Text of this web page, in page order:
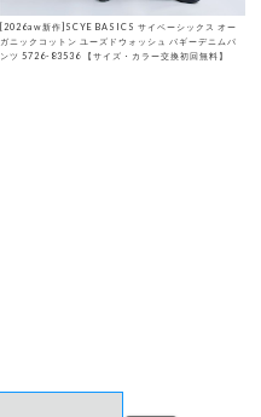
[2026aw新作]SCYE BASICS サイベーシックス オー
ガニックコットン ユーズドウォッシュ バギーデニムパ
ンツ 5726-83536 【サイズ・カラー交換初回無料】